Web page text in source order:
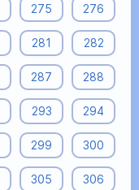
275 276
281 282
287 288
293 294
299 300
305 306